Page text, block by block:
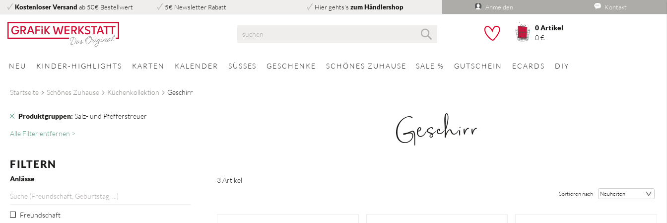
Kostenloser Versand ab 50€ Bestellwert 5€ Newsletter Rabatt Hier gehts's zum Händlershop Anmelden Kontakt
Direkt
zum
0Artikel
0 €
NEU KINDER-HIGHLIGHTS KARTEN KALENDER SÜSSES GESCHENKE SCHÖNES ZUHAUSE SALE % GUTSCHEIN ECARDS DIY
Startseite Schönes Zuhause Küchenkollektion Geschirr
Geschirr
3Artikel
Sortieren nach
Produktgruppen Salz- und Pfefferstreuer
Dies
Alle Filter entfernen >
FILTERN
Anlässe
Freundschaft